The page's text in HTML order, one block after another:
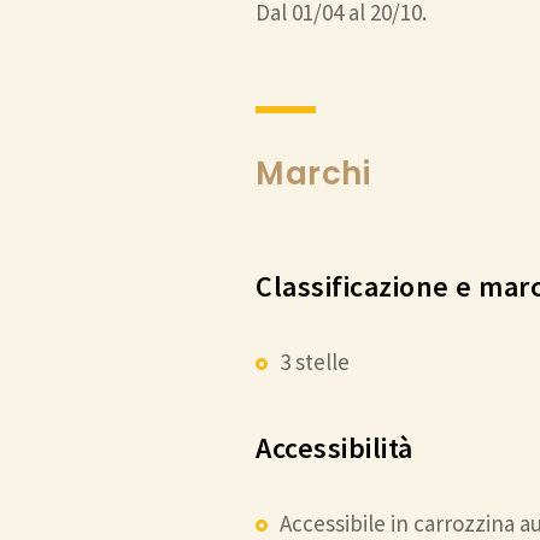
Dal 01/04 al 20/10.
Marchi
Classificazione e
3 stelle
Accessibilità
Accessibile in carrozzina